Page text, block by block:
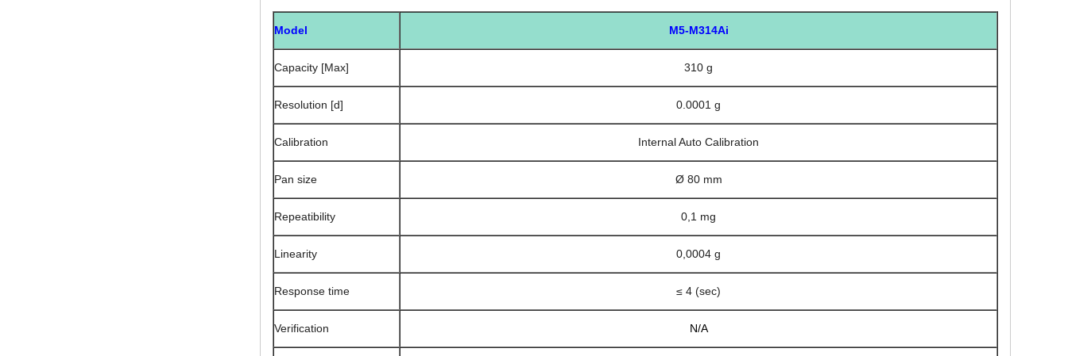
Model M5-M314Ai
Capacity [Max] 310 g
Resolution [d] 0.0001 g
Calibration Internal Auto Calibration
Pan size Ø 80 mm
Repeatibility 0,1 mg
Linearity 0,0004 g
Response time ≤ 4 (sec)
Verification N/A